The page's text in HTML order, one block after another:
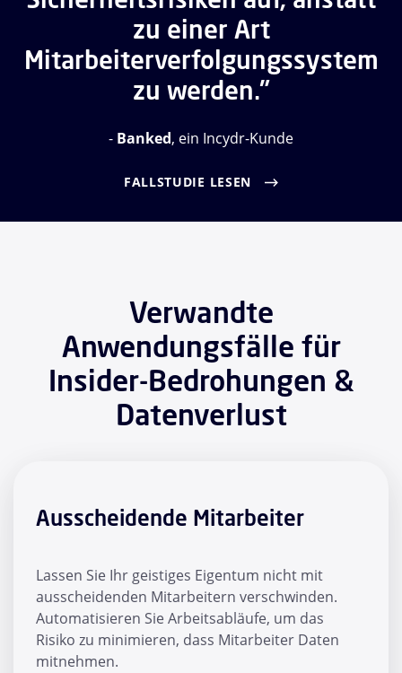
zu einer Art
Mitarbeiterverfolgungssystem
zu werden."
- Banked, ein Incydr-Kunde
FALLSTUDIE LESEN
Verwandte
Anwendungsfälle für
Insider-Bedrohungen &
Datenverlust
Ausscheidende Mitarbeiter
Lassen Sie Ihr geistiges Eigentum nicht mit
ausscheidenden Mitarbeitern verschwinden.
Automatisieren Sie Arbeitsabläufe, um das
Risiko zu minimieren, dass Mitarbeiter Daten
mitnehmen.